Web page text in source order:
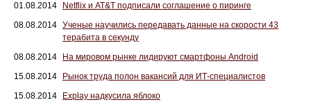
01.08.2014
Netflix и AT&T подписали соглашение о пиринге
08.08.2014 Ученые научились передавать данные на скорости 43
терабита в секунду
08.08.2014
На мировом рынке лидируют смартфоны Android
15.08.2014
Рынок труда полон вакансий для ИТ-специалистов
15.08.2014
Explay надкусила яблоко